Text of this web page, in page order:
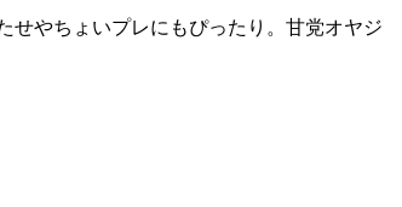
せやちょいプレにもぴったり。甘党オヤジ